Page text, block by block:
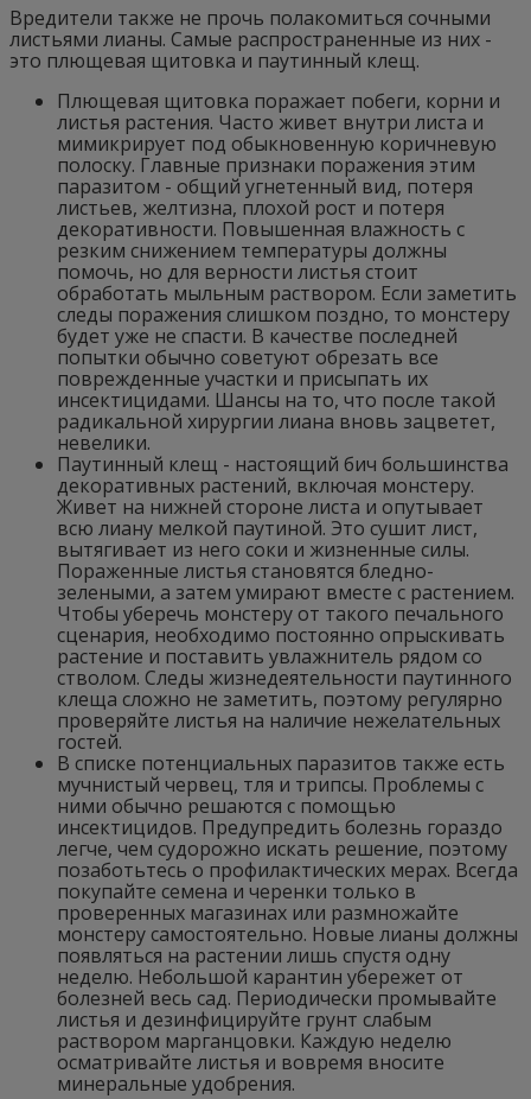
Вредители также не прочь полакомиться сочными
листьями лианы. Самые распространенные из них -
это плющевая щитовка и паутинный клещ.
Плющевая щитовка поражает побеги, корни и
листья растения. Часто живет внутри листа и
мимикрирует под обыкновенную коричневую
полоску. Главные признаки поражения этим
паразитом - общий угнетенный вид, потеря
листьев, желтизна, плохой рост и потеря
декоративности. Повышенная влажность с
резким снижением температуры должны
помочь, но для верности листья стоит
обработать мыльным раствором. Если заметить
следы поражения слишком поздно, то монстеру
будет уже не спасти. В качестве последней
попытки обычно советуют обрезать все
поврежденные участки и присыпать их
инсектицидами. Шансы на то, что после такой
радикальной хирургии лиана вновь зацветет,
невелики.
Паутинный клещ - настоящий бич большинства
декоративных растений, включая монстеру.
Живет на нижней стороне листа и опутывает
всю лиану мелкой паутиной. Это сушит лист,
вытягивает из него соки и жизненные силы.
Пораженные листья становятся бледно-
зелеными, а затем умирают вместе с растением.
Чтобы уберечь монстеру от такого печального
сценария, необходимо постоянно опрыскивать
растение и поставить увлажнитель рядом со
стволом. Следы жизнедеятельности паутинного
клеща сложно не заметить, поэтому регулярно
проверяйте листья на наличие нежелательных
гостей.
В списке потенциальных паразитов также есть
мучнистый червец, тля и трипсы. Проблемы с
ними обычно решаются с помощью
инсектицидов. Предупредить болезнь гораздо
легче, чем судорожно искать решение, поэтому
позаботьтесь о профилактических мерах. Всегда
покупайте семена и черенки только в
проверенных магазинах или размножайте
монстеру самостоятельно. Новые лианы должны
появляться на растении лишь спустя одну
неделю. Небольшой карантин убережет от
болезней весь сад. Периодически промывайте
листья и дезинфицируйте грунт слабым
раствором марганцовки. Каждую неделю
осматривайте листья и вовремя вносите
минеральные удобрения.